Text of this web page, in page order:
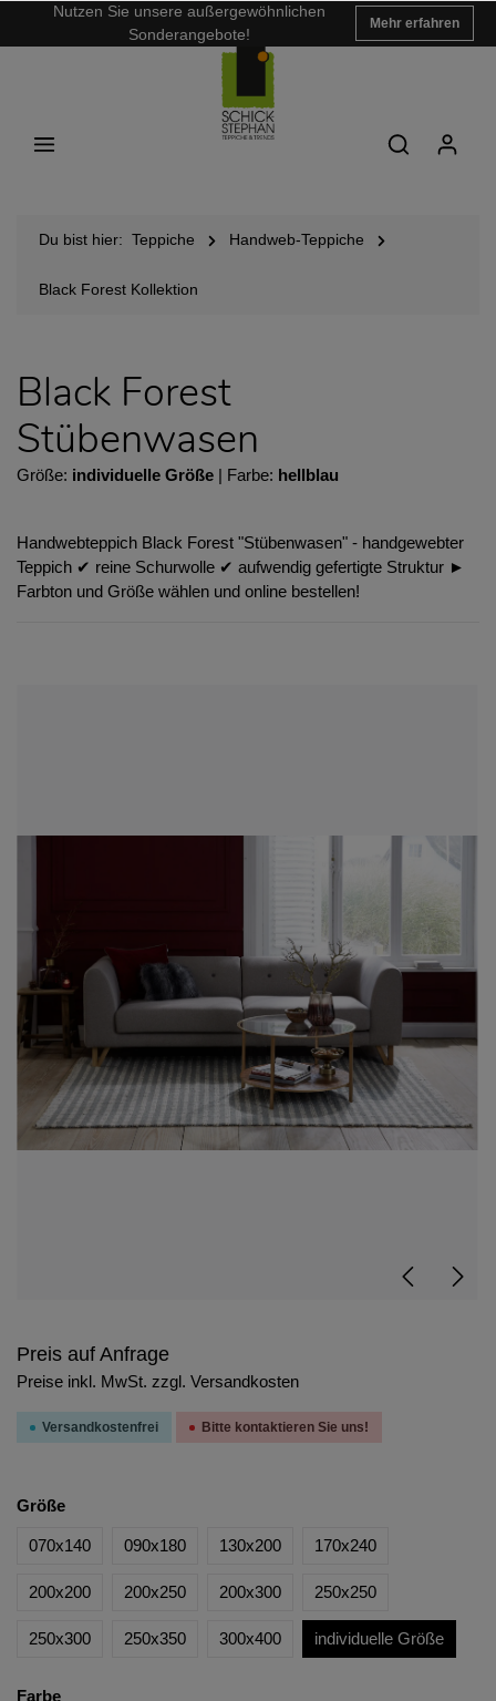
Nutzen Sie unsere außergewöhnlichen
Sonderangebote!
Mehr erfahren
Du bist hier: Teppiche Handweb-Teppiche
Black Forest Kollektion
Black Forest
Stübenwasen
Größe: individuelle Größe | Farbe: hellblau
Handwebteppich Black Forest "Stübenwasen" - handgewebter
Teppich ✔︎ reine Schurwolle ✔︎ aufwendig gefertigte Struktur ►
Farbton und Größe wählen und online bestellen!
Preis auf Anfrage
Preise inkl. MwSt. zzgl. Versandkosten
Versandkostenfrei Bitte kontaktieren Sie uns!
Größe
070x140 090x180 130x200 170x240
200x200 200x250 200x300 250x250
250x300 250x350 300x400 individuelle Größe
Farbe